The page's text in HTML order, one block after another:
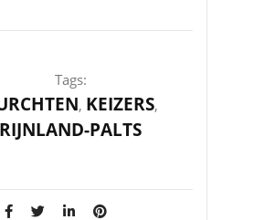
Tags:
, KEIZERS,
RIJNLAND-PALTS